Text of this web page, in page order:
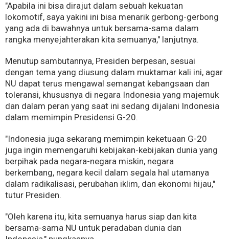
"Apabila ini bisa dirajut dalam sebuah kekuatan
lokomotif, saya yakini ini bisa menarik gerbong-gerbong
yang ada di bawahnya untuk bersama-sama dalam
rangka menyejahterakan kita semuanya," lanjutnya.
Menutup sambutannya, Presiden berpesan, sesuai
dengan tema yang diusung dalam muktamar kali ini, agar
NU dapat terus mengawal semangat kebangsaan dan
toleransi, khususnya di negara Indonesia yang majemuk
dan dalam peran yang saat ini sedang dijalani Indonesia
dalam memimpin Presidensi G-20.
"Indonesia juga sekarang memimpin keketuaan G-20
juga ingin memengaruhi kebijakan-kebijakan dunia yang
berpihak pada negara-negara miskin, negara
berkembang, negara kecil dalam segala hal utamanya
dalam radikalisasi, perubahan iklim, dan ekonomi hijau,"
tutur Presiden.
"Oleh karena itu, kita semuanya harus siap dan kita
bersama-sama NU untuk peradaban dunia dan